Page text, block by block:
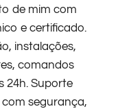
de mim com
e certificado.
instalações,
comandos
24h. Suporte
segurança,